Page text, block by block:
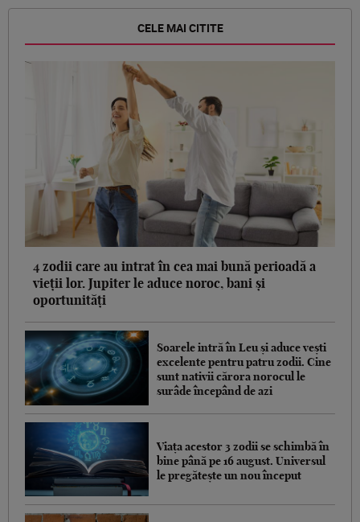
CELE MAI CITITE
4 zodii care au intrat în cea mai bună perioadă a
vieții lor. Jupiter le aduce noroc, bani și
oportunități
Soarele intră în Leu și aduce vești
excelente pentru patru zodii. Cine
sunt nativii cărora norocul le
surâde începând de azi
Viața acestor 3 zodii se schimbă în
bine până pe 16 august. Universul
le pregătește un nou început